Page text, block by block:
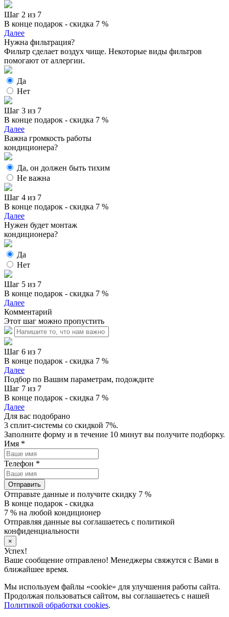
Шаг 2 из 7
В конце подарок - скидка 7 %
Далее
Нужна фильтрация?
Фильтр сделает воздух чище. Некоторые виды фильтров
помогают от аллергии.
Да
Нет
Шаг 3 из 7
В конце подарок - скидка 7 %
Далее
Важна громкость работы
кондиционера?
Да, он должен быть тихим
Не важна
Шаг 4 из 7
В конце подарок - скидка 7 %
Далее
Нужен будет монтаж
кондиционера?
Да
Нет
Шаг 5 из 7
В конце подарок - скидка 7 %
Далее
Комментарий
Этот шаг можно пропустить
Шаг 6 из 7
В конце подарок - скидка 7 %
Далее
Подбор по Вашим параметрам, подождите
Шаг 7 из 7
В конце подарок - скидка 7 %
Далее
Для вас подобрано
3 сплит-системы со скидкой 7%.
Заполните форму и в течение 10 минут вы получите подборку.
Имя *
Телефон *
Отправить
Отправьте данные и получите скидку 7 %
В конце подарок - скидка
7 % на любой кондиционер
Отправляя данные вы соглашаетесь с политикой
конфиденциальности
×
Успех!
Ваше сообщение отправлено! Менеджеры свяжутся с Вами в
ближайшее время.
Мы используем файлы «cookie» для улучшения работы сайта.
Продолжая пользоваться сайтом, вы соглашаетесь с нашей
Политикой обработки cookies.